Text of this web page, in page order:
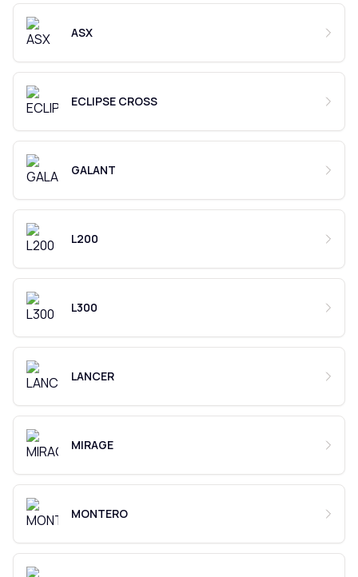
ASX
ECLIPSE CROSS
GALANT
L200
L300
LANCER
MIRAGE
MONTERO